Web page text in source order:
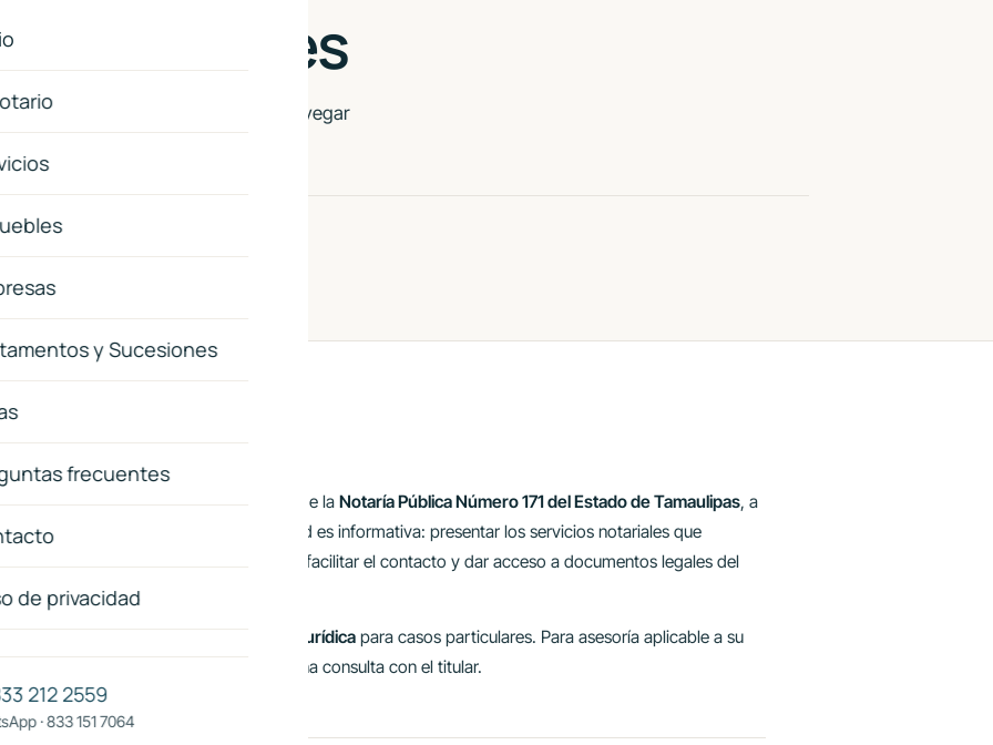
y Sucesiones
frecuentes
de privacidad
212 2559
· 833 151 7064
web
. Al navegar
Léalas con atención.
mayo de 2026
del sitio
notaria171tampico.comes propiedad de laNotaría Pública Número 171 del Estado de Tamaulipas, a
del Lic. Julian Meza Etienne. Su finalidad es informativa: presentar los servicios notariales que
orientar a clientes sobre trámites, facilitar el contacto y dar acceso a documentos legales del
sitio.
del sitiono constituye asesoría jurídica para casos particulares. Para asesoría aplicable a su
específica, le invitamos a agendar una consulta con el titular.